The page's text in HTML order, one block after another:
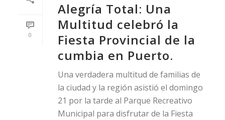
0
Alegría Total: Una
Multitud celebró la
Fiesta Provincial de la
cumbia en Puerto.
Una verdadera multitud de familias de
la ciudad y la región asistió el domingo
21 por la tarde al Parque Recreativo
Municipal para disfrutar de la Fiesta